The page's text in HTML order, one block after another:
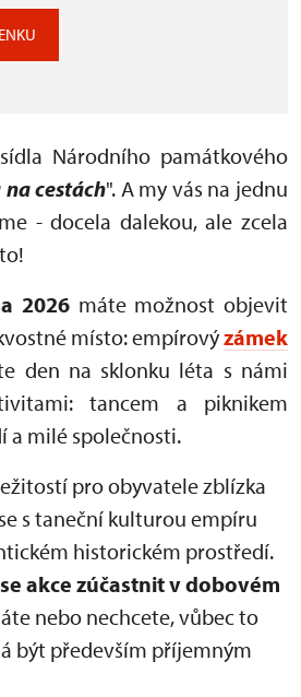
Národního památkového
na cestách". A my vás na jednu
- docela dalekou, ale zcela
2026máte možnost objevit
místo: empírovýzámek
den na sklonku léta s námi
tancem a piknikem
a milé společnosti.
pro obyvatele zblízka
s taneční kulturou empíru
historickém prostředí.
akce zúčastnit v dobovém
nebo nechcete, vůbec to
být především příjemným